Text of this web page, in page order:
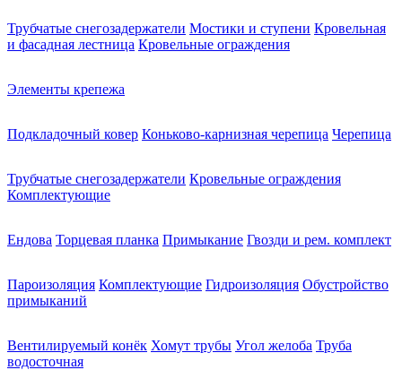
Трубчатые снегозадержатели Мостики и ступени Кровельная
и фасадная лестница Кровельные ограждения
Элементы крепежа
Подкладочный ковер Коньково-карнизная черепица Черепица
Трубчатые снегозадержатели Кровельные ограждения
Комплектующие
Ендова Торцевая планка Примыкание Гвозди и рем. комплект
Пароизоляция Комплектующие Гидроизоляция Обустройство
примыканий
Вентилируемый конёк Хомут трубы Угол желоба Труба
водосточная